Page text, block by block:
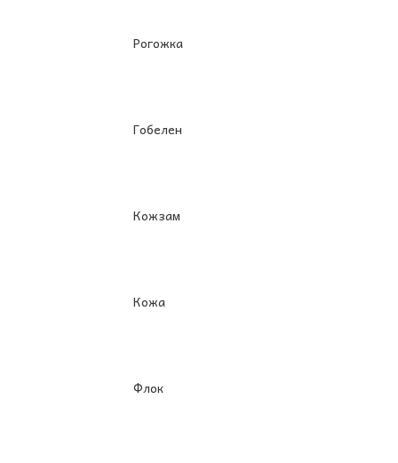
Рогожка
Гобелен
Кожзам
Кожа
Флок